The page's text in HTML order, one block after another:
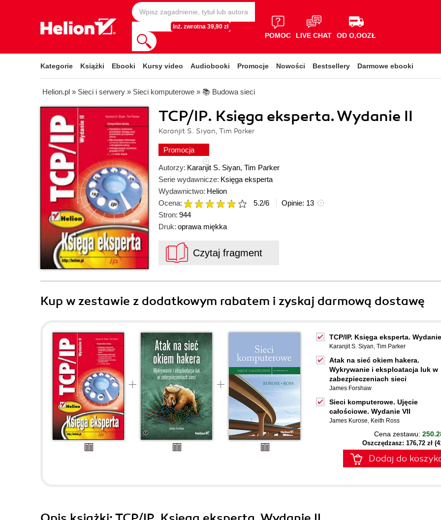
Inż. zwrotna 39,90 zł
POMOC LIVE CHAT OD O,OOZŁ
Kategorie Książki Ebooki Kursy video Audiobooki Promocje Nowości Bestsellery Darmowe ebooki
Helion.pl » Sieci i serwery » Sieci komputerowe » 📚 Budowa sieci
TCP/IP. Księga eksperta. Wydanie II
Karanjit S. Siyan, Tim Parker
Promocja
Autorzy: Karanjit S. Siyan, Tim Parker
Serie wydawnicze: Księga eksperta
Wydawnictwo: Helion
Ocena:
5.2/6 Opinie: 13
Stron: 944
Druk: oprawa miękka
Czytaj fragment
Kup w zestawie z dodatkowym rabatem i zyskaj darmową dostawę
TCP/IP. Księga eksperta.
Karanjit S. Siyan, Tim Parker
Atak na sieć okiem hakera.
Wykrywanie i eksploatacja luk w
zabezpieczeniach sieci
James Forshaw
Sieci komputerowe. Ujęcie
całościowe. Wydanie VII
James Kurose, Keith Ross
Cena zestawu:
Oszczędzasz: 176,72 zł
Dodaj do